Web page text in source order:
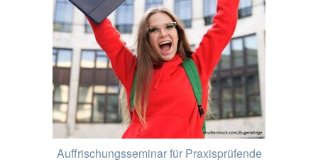
Auffrischungsseminar für Praxisprüfende